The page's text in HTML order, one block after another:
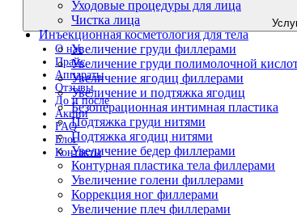
О нас
Прайс
Аппараты
Отзывы
До и после
Акции
FAQ
Блог
Контакты
Уходовые процедуры для лица
Чистка лица
Инъекционная косметология для тела
Увеличение груди филлерами
Увеличение груди полимолочной
Увеличение ягодиц филлерами
Увеличение и подтяжка ягодиц
Безоперационная интимная пластика
Подтяжка груди нитями
Подтяжка ягодиц нитями
Увеличение бедер филлерами
Контурная пластика тела филлерами
Увеличение голени филлерами
Коррекция ног филлерами
Увеличение плеч филлерами